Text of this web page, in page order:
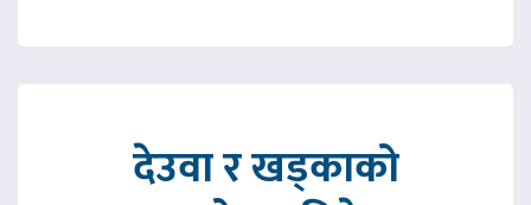
देउवा र खड्काको